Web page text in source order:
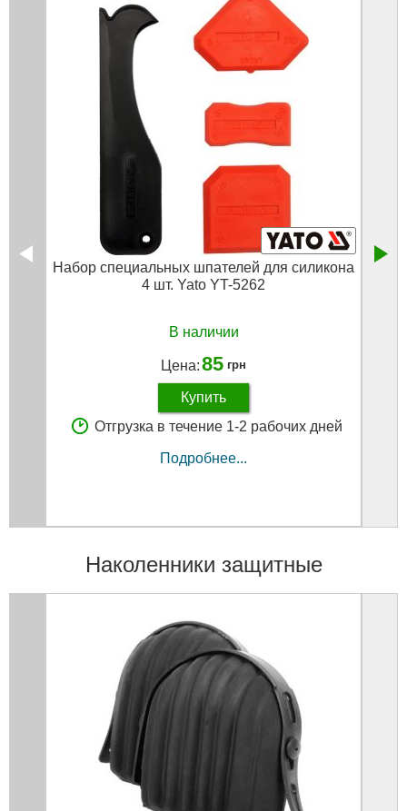
Набор специальных шпателей для силикона
4 шт. Yato YT-5262
В наличии
Цена:85 грн
Купить
Отгрузка в течение 1-2 рабочих дней
Подробнее...
Наколенники защитные